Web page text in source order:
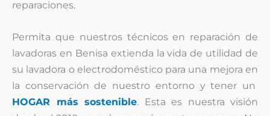
reparaciones.
Permita que nuestros técnicos en reparación de
lavadoras en Benisa extienda la vida de utilidad de
su lavadora o electrodoméstico para una mejora en
la conservación de nuestro entorno y tener un
HOGAR más sostenible. Esta es nuestra visión